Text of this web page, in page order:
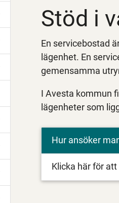
Stöd i
En servicebostad
lägenhet. En
gemensamma
I Avesta kommun
lägenheter som
Hur ansöker
Klicka här för